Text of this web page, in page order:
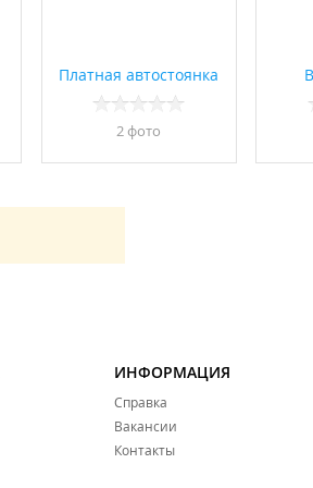
Платная автостоянка
2 фото
ИНФОРМАЦИЯ
Справка
Вакансии
Контакты